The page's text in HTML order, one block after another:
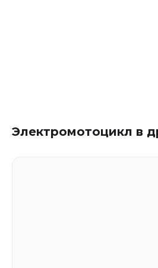
Электромотоцикл в